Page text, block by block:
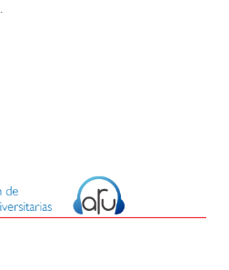
.